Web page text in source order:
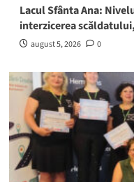
Lacul Sfânta Ana:
interzicerea
august 5, 2026 0